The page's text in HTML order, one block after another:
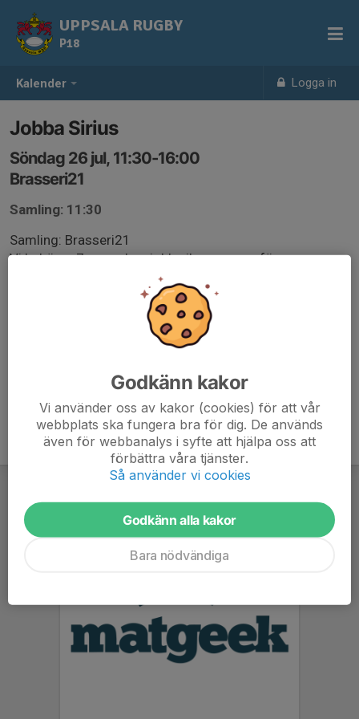
Kalender Logga in
UPPSALA RUGBY
P18
Jobba Sirius
Söndag 26 jul, 11:30-16:00
Brasseri21
Samling: 11:30
Samling: Brasseri21
Vi behöver 7p som kan jobba ihop pengar för
utlandsresan i höst. Hello! 7 personer till 26 juli
Godkänn kakor
Vi använder oss av kakor (cookies) för att vår
webbplats ska fungera bra för dig. De används
även för webbanalys i syfte att hjälpa oss att
förbättra våra tjänster.
Så använder vi cookies
Godkänn alla kakor
Bara nödvändiga